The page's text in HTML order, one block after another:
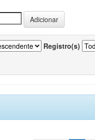
Registro(s)